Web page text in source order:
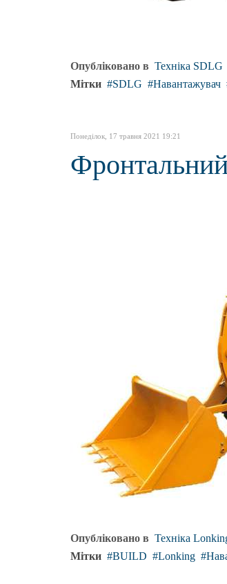
Опубліковано в Техніка SDLG
Мітки
SDLG Навантажувач
Понеділок, 17 травня 2021 19:21
Опубліковано в Техніка
Мітки
BUILD Lonking